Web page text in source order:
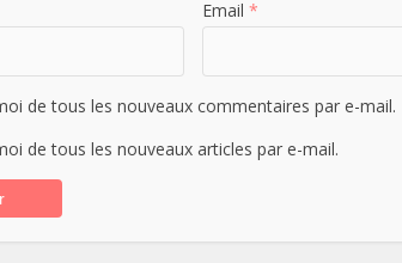
Email *
de tous les nouveaux commentaires par e-mail.
de tous les nouveaux articles par e-mail.